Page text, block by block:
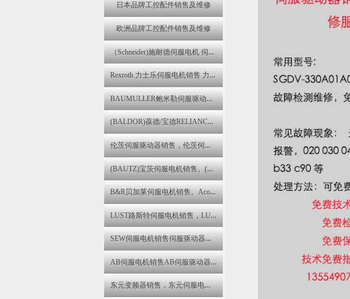
日本品牌工控配件销售及维修
欧洲品牌工控配件销售及维修
（Schneider)施耐德伺服电机 伺服驱动器维修 变频器销售 控制器维修
Rexroth 力士乐伺服电机销售 力士乐伺服器变频器报警维修
BAUMULLER鲍米勒伺服驱动器,伺服电机销售 包米勒伺服器报警维修
(BALDOR)葆德/宝德RELIANCE ELECTRIC瑞恩伺服马达维修
伦茨伺服驱动器销售，伦茨伺服电机维修伦茨变频器维修
(BAUTZ)宝茨伺服电机销售。(BAUTZ)宝茨伺服驱动器维修
B&R贝加莱伺服电机销售。Acopos伺服驱动器维修,B&R贝加莱直流电机维修
LUST路斯特伺服电机销售，LUST路斯特伺服驱动器维修
SEW伺服电机销售伺服驱动器、伺服电机、步进电机销售与售后咨询维修服务中心
AB伺服电机销售AB伺服驱动器销售AB变频器维修
东元变频器销售，东元伺服电机维修。东元伺服驱动器维修